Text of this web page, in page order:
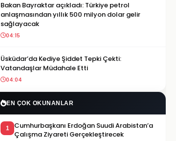
Bakan Bayraktar açıkladı: Türkiye petrol
anlaşmasından yıllık 500 milyon dolar gelir
sağlayacak
04:15
Üsküdar’da Kediye Şiddet Tepki Çekti:
Vatandaşlar Müdahale Etti
04:04
EN ÇOK OKUNANLAR
1
Cumhurbaşkanı Erdoğan Suudi Arabistan’a
Çalışma Ziyareti Gerçekleştirecek